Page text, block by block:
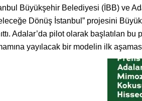
Büyükşehir Belediyesi (İBB) ve
Dönüş İstanbul” projesini
Adalar’da pilot olarak başlatılan
yayılacak bir modelin ilk